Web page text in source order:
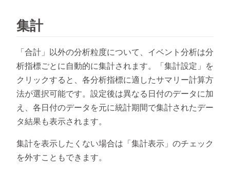
集計
「合計」以外の分析粒度について、イベント分析は分
析指標ごとに自動的に集計されます。「集計設定」を
クリックすると、各分析指標に適したサマリー計算方
法が選択可能です。設定後は異なる日付のデータに加
え、各日付のデータを元に統計期間で集計されたデー
タ結果も表示されます。
集計を表示したくない場合は「集計表示」のチェック
を外すこともできます。